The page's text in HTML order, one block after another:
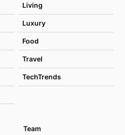
Living
Luxury
Food
Travel
TechTrends
Team